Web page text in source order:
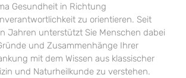
Gesundheit in Richtung
zu orientieren. Seit
Jahren unterstützt Sie Menschen dabei
und Zusammenhänge Ihrer
mit dem Wissen aus klassischer
und Naturheilkunde zu verstehen.